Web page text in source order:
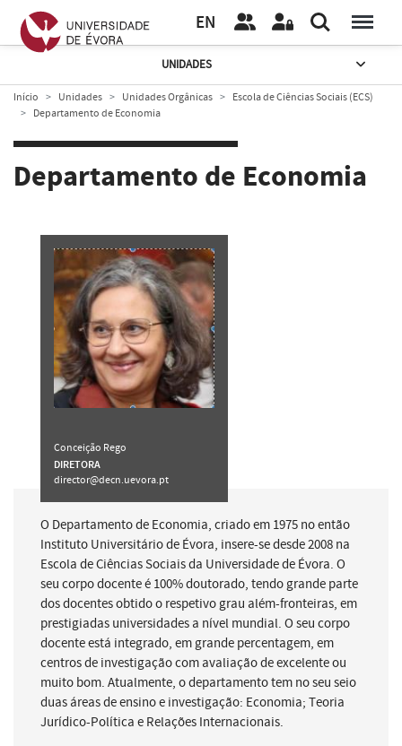
EN
UNIDADES
Início Unidades Unidades Orgânicas
Escola de Ciências Sociais (ECS)
Departamento de Economia
Departamento de Economia
Conceição Rego
DIRETORA
director@decn.uevora.pt
O Departamento de Economia, criado em 1975 no então
Instituto Universitário de Évora, insere-se desde 2008 na
Escola de Ciências Sociais da Universidade de Évora. O
seu corpo docente é 100% doutorado, tendo grande parte
dos docentes obtido o respetivo grau além-fronteiras, em
prestigiadas universidades a nível mundial. O seu corpo
docente está integrado, em grande percentagem, em
centros de investigação com avaliação de excelente ou
muito bom. Atualmente, o departamento tem no seu seio
duas áreas de ensino e investigação: Economia; Teoria
Jurídico-Política e Relações Internacionais.